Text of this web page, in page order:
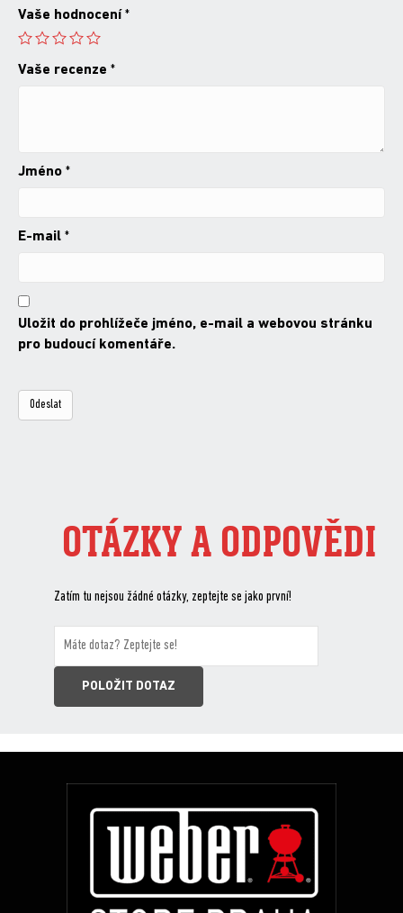
Vaše hodnocení *
Vaše recenze *
Jméno *
E-mail *
Uložit do prohlížeče jméno, e-mail a webovou stránku
pro budoucí komentáře.
OTÁZKY A ODPOVĚDI
Zatím tu nejsou žádné otázky, zeptejte se jako první!